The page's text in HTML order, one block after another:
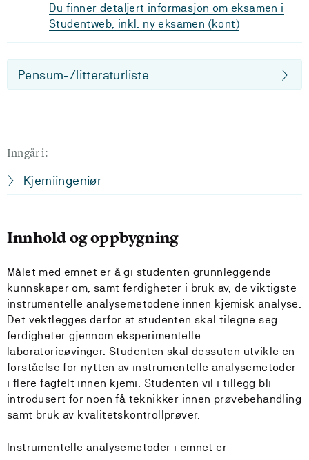
Du finner detaljert informasjon om eksamen i
Studentweb, inkl. ny eksamen (kont)
Pensum-/litteraturliste
Inngår i:
Kjemiingeniør
Innhold og oppbygning
Målet med emnet er å gi studenten grunnleggende
kunnskaper om, samt ferdigheter i bruk av, de viktigste
instrumentelle analysemetodene innen kjemisk analyse.
Det vektlegges derfor at studenten skal tilegne seg
ferdigheter gjennom eksperimentelle
laboratorieøvinger. Studenten skal dessuten utvikle en
forståelse for nytten av instrumentelle analysemetoder
i flere fagfelt innen kjemi. Studenten vil i tillegg bli
introdusert for noen få teknikker innen prøvebehandling
samt bruk av kvalitetskontrollprøver.
Instrumentelle analysemetoder i emnet er